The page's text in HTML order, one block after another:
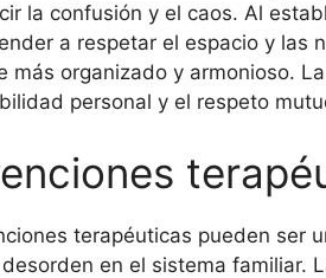
la confusión y el caos. Al
a respetar el espacio y las
más organizado y armonioso.
personal y el respeto
terapéuticas pueden ser
en el sistema familiar.